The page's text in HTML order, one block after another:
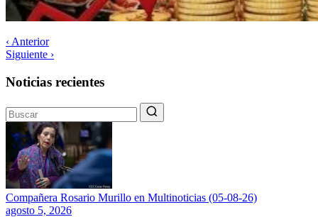
‹ Anterior
Siguiente ›
Noticias recientes
Compañera Rosario Murillo en Multinoticias (05-08-26)
agosto 5, 2026